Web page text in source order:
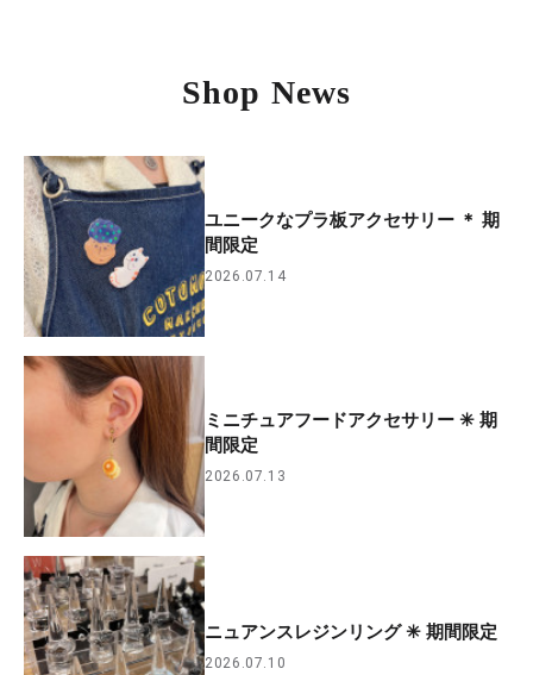
Shop News
ユニークなプラ板アクセサリー ＊ 期
間限定
2026.07.14
ミニチュアフードアクセサリー ✳︎ 期
間限定
2026.07.13
ニュアンスレジンリング ✳︎ 期間限定
2026.07.10